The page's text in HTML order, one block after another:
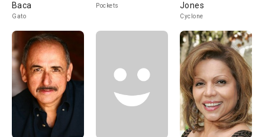
Baca
Gato
Pockets
Jones
Cyclone